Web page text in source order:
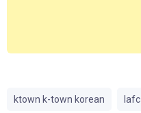
ktown k-town korean lafc